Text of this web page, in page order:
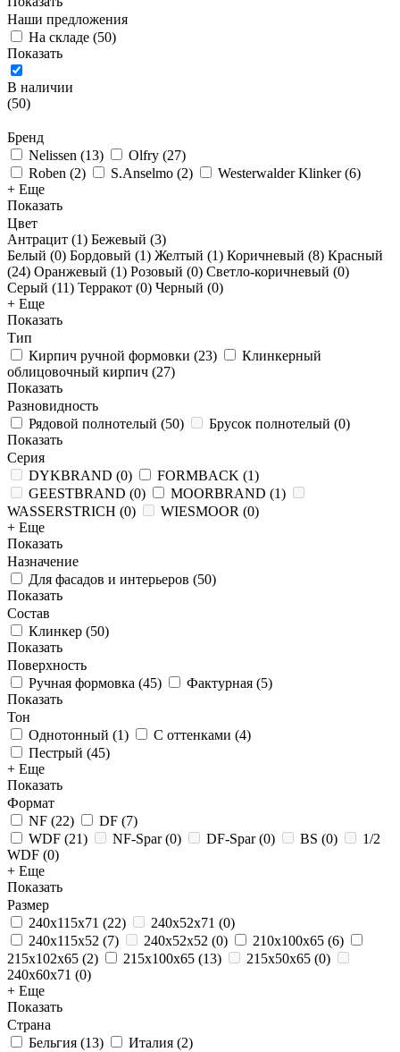
Наши предложения
На складе (50)
Показать
В наличии
(50)
Бренд
Nelissen (13) Olfry (27)
Roben (2) S.Anselmo (2) Westerwalder Klinker(6)
+ Еще
Показать
Цвет
Антрацит (1) Бежевый (3)
Белый (0) Бордовый (1) Желтый (1) Коричневый (8) Красный
(24) Оранжевый (1) Розовый (0) Светло-коричневый (0)
Серый (11) Терракот (0) Черный (0)
+ Еще
Показать
Тип
Кирпич ручной формовки (23)
Клинкерный
облицовочный кирпич (27)
Показать
Разновидность
Рядовой полнотелый (50) Брусок полнотелый (0)
Показать
Серия
DYKBRAND (0) FORMBACK (1)
GEESTBRAND (0) MOORBRAND (1)
WASSERSTRICH (0) WIESMOOR (0)
+ Еще
Показать
Назначение
Для фасадов и интерьеров (50)
Показать
Состав
Клинкер (50)
Показать
Поверхность
Ручная формовка (45) Фактурная (5)
Показать
Тон
Однотонный (1) С оттенками (4)
Пестрый (45)
+ Еще
Показать
Формат
NF (22) DF (7)
WDF (21) NF-Spar(0) DF-Spar(0) BS (0)
1/2
WDF (0)
+ Еще
Показать
Размер
240x115x71 (22) 240x52x71 (0)
240x115x52 (7) 240x52x52 (0) 210x100x65 (6)
215x102x65 (2) 215x100x65 (13) 215x50x65 (0)
240x60x71 (0)
+ Еще
Показать
Страна
Бельгия (13) Италия (2)